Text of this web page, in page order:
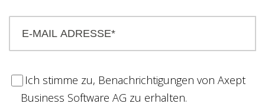
Ich stimme zu, Benachrichtigungen von Axept
Business Software AG zu erhalten.